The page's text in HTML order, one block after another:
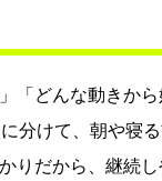
「どんな動きか
分けて、朝や寝
だから、継続し